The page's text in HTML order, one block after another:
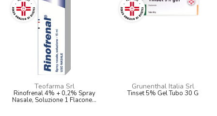
Teofarma Srl
Rinofrenal 4% + 0,2% Spray
Nasale, Soluzione 1 Flacone...
Grunenthal Italia Srl
Tinset 5% Gel Tubo 30 G